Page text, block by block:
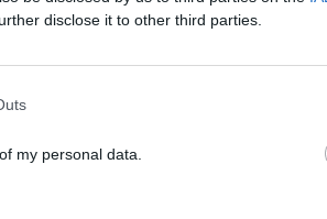
disclose it to other third parties.
my personal data.
στην ελληνική
της κατανάλωσης που είχε
newsletter